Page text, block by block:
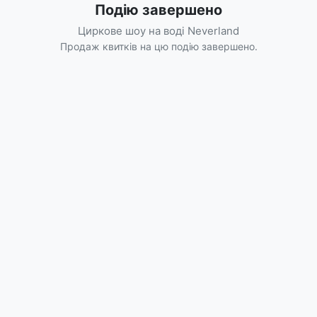
Подію завершено
Циркове шоу на воді Neverland
Продаж квитків на цю подію завершено.